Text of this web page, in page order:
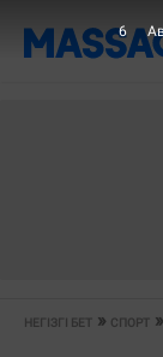
НЕГІЗГІ БЕТ СПОРТ
6